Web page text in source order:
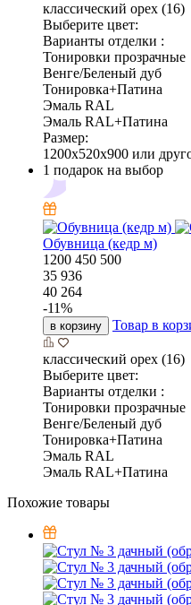
классический орех (16)
Выберите цвет:
Варианты отделки :
Тонировки прозрачные
Венге/Беленый дуб
Тонировка+Патина
Эмаль RAL
Эмаль RAL+Патина
Размер:
1200x520x900 или
1 подарок на выбор
Обувница (кедр м)
1200 450 500
35 936
40 264
-11%
в корзину Товар в
классический орех (16)
Выберите цвет:
Варианты отделки :
Тонировки прозрачные
Венге/Беленый дуб
Тонировка+Патина
Эмаль RAL
Эмаль RAL+Патина
Похожие товары